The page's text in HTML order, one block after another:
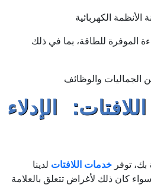
الكهربائية
الموفرة للطاقة، بما في ذلك
الجماليات والوظائف
الإدلاء
توفر خدمات اللافتات لدينا
كان ذلك لأغراض تتعلق بالعلامة